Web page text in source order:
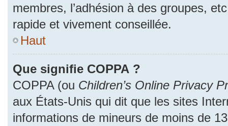
membres, l’adhésion à des groupes,
rapide et vivement conseillée.
Haut
Que signifie COPPA ?
COPPA (ou Children’s Online Privacy
aux États-Unis qui dit que les sites
informations de mineurs de moins de